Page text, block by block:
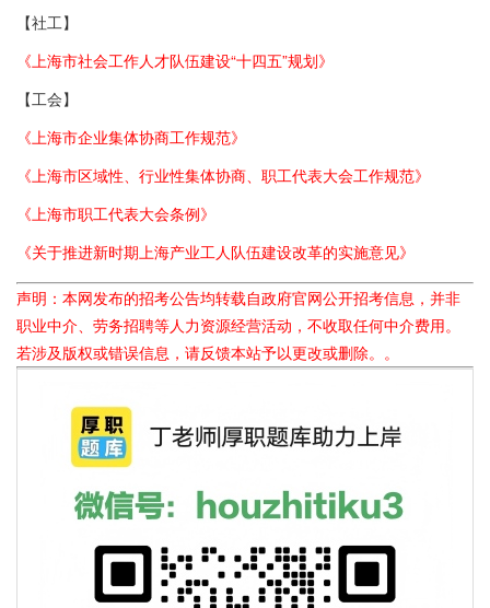
【社工】
《上海市社会工作人才队伍建设“十四五”规划》
【工会】
《上海市企业集体协商工作规范》
《上海市区域性、行业性集体协商、职工代表大会工作规范》
《上海市职工代表大会条例》
《关于推进新时期上海产业工人队伍建设改革的实施意见》
声明：本网发布的招考公告均转载自政府官网公开招考信息，并非
职业中介、劳务招聘等人力资源经营活动，不收取任何中介费用。
若涉及版权或错误信息，请反馈本站予以更改或删除。。